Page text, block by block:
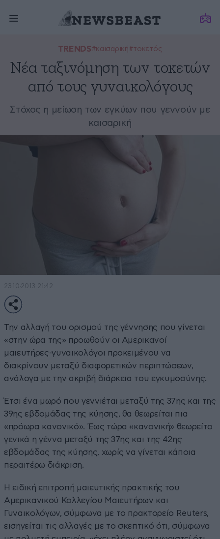
TRENDS#καισαρική#τοκετός
Νέα ταξινόμηση των τοκετών
από τους γυναικολόγους
Στόχος η μείωση των εγκύων που γεννούν με
καισαρική
23·10·2013 21:42
Την αλλαγή του ορισμού της γέννησης που γίνεται
«στην ώρα της» προωθούν οι Αμερικανοί
μαιευτήρες-γυναικολόγοι προκειμένου να
διακρίνουν μεταξύ διαφορετικών περιπτώσεων,
ανάλογα με την ακριβή διάρκεια του εγκυμοσύνης.
Έτσι ένα μωρό που γεννιέται μεταξύ της 37ης και της
39ης εβδομάδας της κύησης, θα θεωρείται πια
«πρόωρα κανονικό». Έως τώρα «κανονική» θεωρείτο
γενικά η γέννα μεταξύ της 37ης και της 42ης
εβδομάδας της κύησης, χωρίς να γίνεται κάποια
περαιτέρω διάκριση.
Η ειδική επιτροπή μαιευτικής πρακτικής του
Αμερικανικού Κολλεγίου Μαιευτήρων και
Γυναικολόγων, σύμφωνα με το πρακτορείο Reuters,
εισηγείται τις αλλαγές με το σκεπτικό ότι, σύμφωνα